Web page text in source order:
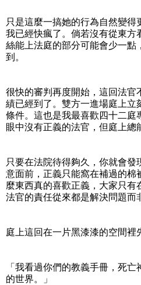
只是這麼一搞她的行為自然變
我已經快瘋了。倘若沒有從東方
絲能上法庭的部分可能會少一點
到。
很快的審判再度開始，這回法官
績已經到了。雙方一進場庭上立
條件。這也是我最喜歡四十二庭
眼中沒有正義的法官，但庭上總
只要在法院待得夠久，你就會
意面前，正義只能窩在補過的棉
麼東西真的喜歡正義，大家只有
法官的責任從來都是解決問題而
庭上這回在一片黑漆漆的空間裡
「我看過你們的教義手冊，死
的世界。」